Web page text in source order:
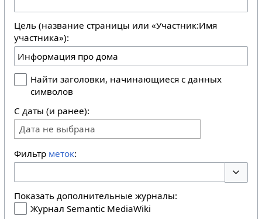
Цель (название страницы или «Участник:Имя
участника»):
Найти заголовки, начинающиеся с данных
символов
С даты (и ранее):
Дата не выбрана
Фильтр меток:
Показать дополнительные журналы:
Журнал Semantic MediaWiki